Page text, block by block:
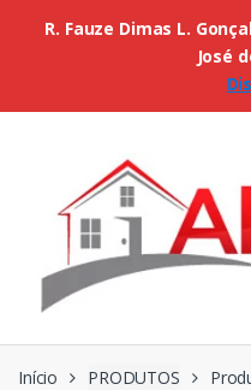
Início PRODUTOS
R. Fauze Dimas L.
José